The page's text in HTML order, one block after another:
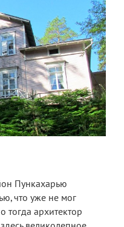
Пункахарью
что уже не мог
тогда архитектор